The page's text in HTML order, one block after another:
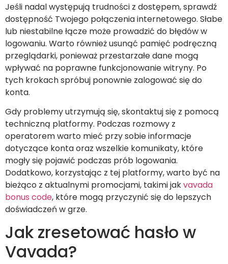
Jeśli nadal występują trudności z dostępem, sprawdź
dostępność Twojego połączenia internetowego. Słabe
lub niestabilne łącze może prowadzić do błędów w
logowaniu. Warto również usunąć pamięć podręczną
przeglądarki, ponieważ przestarzałe dane mogą
wpływać na poprawne funkcjonowanie witryny. Po
tych krokach spróbuj ponownie zalogować się do
konta.
Gdy problemy utrzymują się, skontaktuj się z pomocą
techniczną platformy. Podczas rozmowy z
operatorem warto mieć przy sobie informacje
dotyczące konta oraz wszelkie komunikaty, które
mogły się pojawić podczas prób logowania.
Dodatkowo, korzystając z tej platformy, warto być na
bieżąco z aktualnymi promocjami, takimi jakvavada
bonus code, które mogą przyczynić się do lepszych
doświadczeń w grze.
Jak zresetować hasło w
Vavada?